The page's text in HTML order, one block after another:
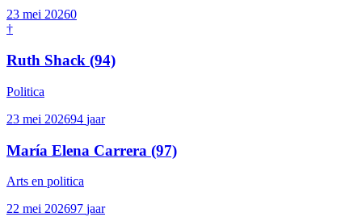
23 mei 20260
†
Ruth Shack (94)
Politica
23 mei 202694 jaar
María Elena Carrera (97)
Arts en politica
22 mei 202697 jaar